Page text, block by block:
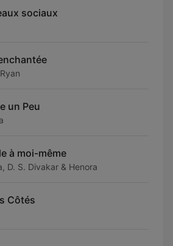
sociaux
un Peu
à moi-même
D. S. Divakar & Henora
Côtés